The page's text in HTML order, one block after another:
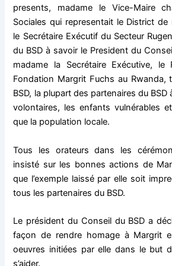
presents, madame le Vice-Maire
Sociales qui representait le District de
le Secrétaire Exécutif du Secteur
du BSD à savoir le President du
madame la Secrétaire Exécutive, le
Fondation Margrit Fuchs au Rwanda,
BSD, la plupart des partenaires du
volontaires, les enfants vulnérables
que la population locale.
Tous les orateurs dans les
insisté sur les bonnes actions de
que l’exemple laissé par elle soit
tous les partenaires du BSD.
Le président du Conseil du BSD a
façon de rendre homage à Margrit
oeuvres initiées par elle dans le but
s’aider.